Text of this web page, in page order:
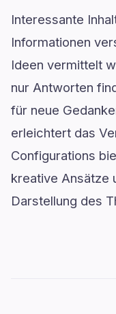
Interessante
Informationen
Ideen vermittelt
nur Antworten
für neue
erleichtert das
Configurations
kreative Ansätze
Darstellung des